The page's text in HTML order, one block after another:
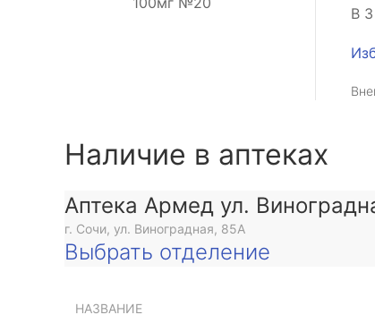
В
Наличие в аптеках
Аптека Армед ул.
г. Сочи, ул. Виноградная, 85А
Выбрать отделение
НАЗВАНИЕ